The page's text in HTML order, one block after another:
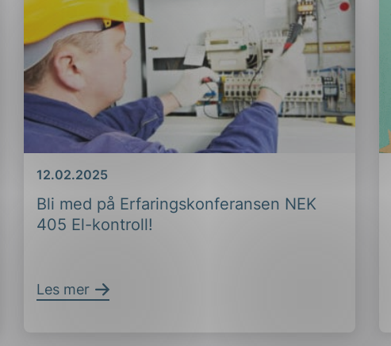
Bli med på Erfaringskonferansen NEK
405 El-kontroll!
Dato
12.02.2025
Les mer